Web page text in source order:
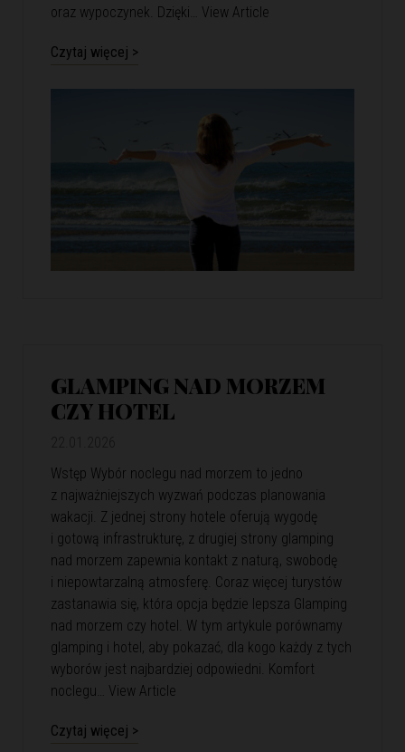
oraz wypoczynek. Dzięki… View Article
Czytaj więcej >
GLAMPING NAD MORZEM
CZY HOTEL
Wstęp Wybór noclegu nad morzem to jedno
z najważniejszych wyzwań podczas planowania
wakacji. Z jednej strony hotele oferują wygodę
i gotową infrastrukturę, z drugiej strony glamping
nad morzem zapewnia kontakt z naturą, swobodę
i niepowtarzalną atmosferę. Coraz więcej turystów
zastanawia się, która opcja będzie lepsza Glamping
nad morzem czy hotel. W tym artykule porównamy
glamping i hotel, aby pokazać, dla kogo każdy z tych
wyborów jest najbardziej odpowiedni. Komfort
noclegu… View Article
Czytaj więcej >